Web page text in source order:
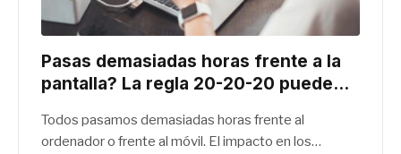
Pasas demasiadas horas frente a la
pantalla? La regla 20-20-20 puede
Todos pasamos demasiadas horas frente al
ordenador o frente al móvil. El impacto en los…